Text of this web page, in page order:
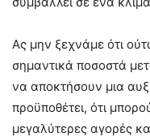
Ας μην ξεχνάμε ότι
σημαντικά ποσοστά
να αποκτήσουν μια
προϋποθέτει, ότι
μεγαλύτερες αγορές